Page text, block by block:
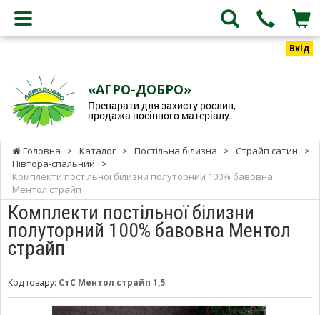
Вхід
«АГРО-ДОБРО»
Препарати для захисту рослин,
продажа посівного матеріалу.
Головна > Каталог > Постільна білизна > Страйп сатин
>
Півтора-спальний
>
Комплекти постільної білизни полуторний 100% бавовна
Ментол страйп
Комплекти постільної білизни
полуторний 100% бавовна Ментол
страйп
Код товару: СтС Ментол страйп 1,5